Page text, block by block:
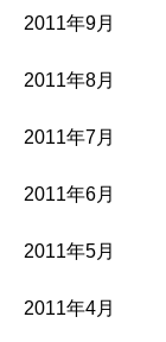
2011年9月
2011年8月
2011年7月
2011年6月
2011年5月
2011年4月